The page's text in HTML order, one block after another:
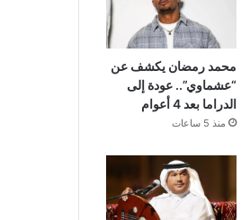
محمد رمضان يكشف عن
“عشماوي”.. عودة إلى
الدراما بعد 4 أعوام
منذ 5 ساعات